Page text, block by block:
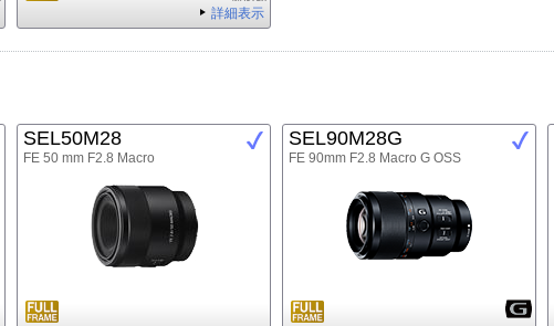
詳細表示
SEL50M28
FE 50 mm F2.8 Macro
SEL90M28G
FE 90mm F2.8 Macro G OSS